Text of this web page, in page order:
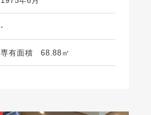
-
専有面積 68.88㎡